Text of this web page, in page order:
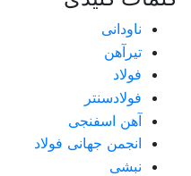
ناودانی
تیرآهن
فولاد
فولادسنتر
آهن اسفنجی
انجمن جهانی فولاد
نبشی